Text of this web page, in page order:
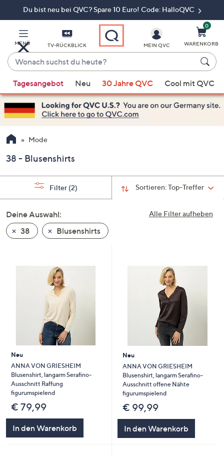
Du bist neu bei QVC? Spare 10 Euro! Code: HalloQVC
MENÜ TV-RÜCKBLICK
Wonach
suchst
du
heute?
Vorschläge
verfügbar
sind,
verwenden
Sie
Pfeiltasten
nach
und
nach
unten
oder
um
diese
anzuzeigen.
MEIN QVC
0
WARENKORB
Tagesangebot Neu 30 Jahre QVC Cool mit QVC
Mode
38 - Blusenshirts
Sortieren:Top-Treffer
Filter (2)
Alle Filter aufheben
Deine Auswahl:
38
Blusenshirts
Neu
ANNA VON GRIESHEIM
Blusenshirt, langarm Serafino-
Ausschnitt Raffung
figurumspielend
€ 79,99
In den Warenkorb
Neu
ANNA VON GRIESHEIM
Blusenshirt, langarm Serafino-
Ausschnitt offene Nähte
figurumspielend
€ 99,99
In den Warenkorb